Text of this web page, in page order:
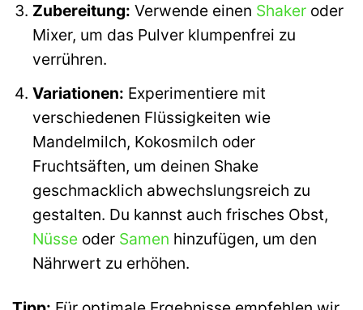
Zubereitung: Verwende einen Shakeroder
Mixer, um das Pulver klumpenfrei zu
verrühren.
Variationen: Experimentiere mit
verschiedenen Flüssigkeiten wie
Mandelmilch, Kokosmilch oder
Fruchtsäften, um deinen Shake
geschmacklich abwechslungsreich zu
gestalten. Du kannst auch frisches Obst,
Nüsseoder Samen hinzufügen, um den
Nährwert zu erhöhen.